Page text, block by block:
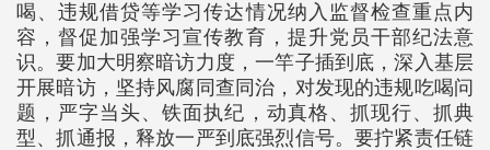
喝、违规借贷等学习传达情况纳入监督检查重点内
容，督促加强学习宣传教育，提升党员干部纪法意
识。要加大明察暗访力度，一竿子插到底，深入基层
开展暗访，坚持风腐同查同治，对发现的违规吃喝问
题，严字当头、铁面执纪，动真格、抓现行、抓典
型、抓通报，释放一严到底强烈信号。要拧紧责任链